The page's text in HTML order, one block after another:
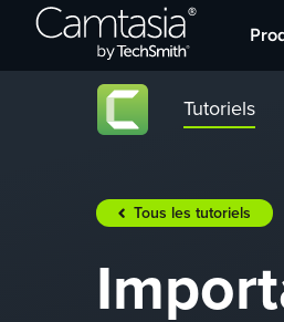
Passer
directement
Tutoriels
Tous les tutoriels